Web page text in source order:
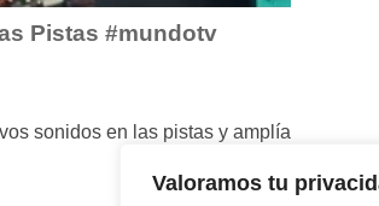
Valoramos tu
Pistas #mundotv
sonidos en las pistas y amplía